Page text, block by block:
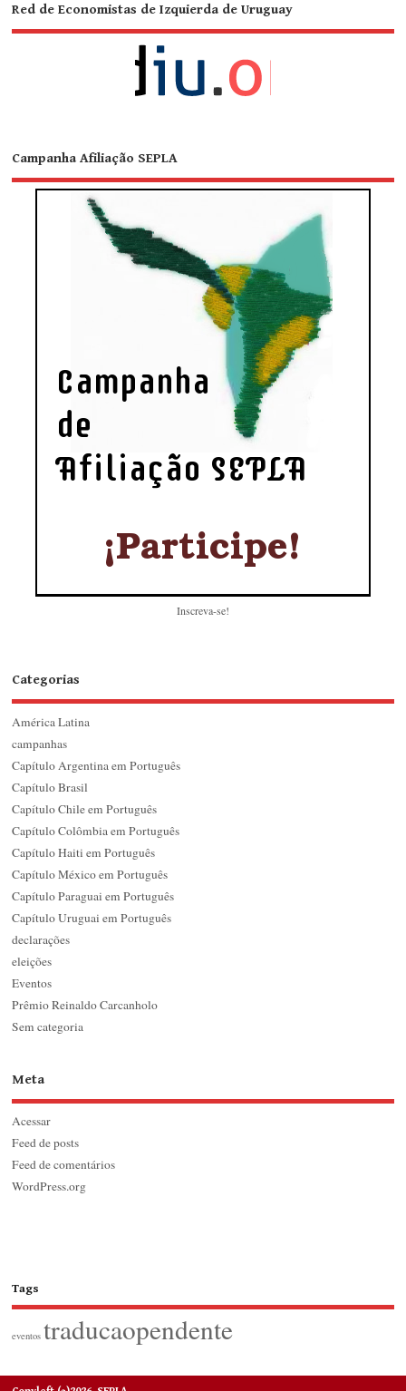
Red de Economistas de Izquierda de Uruguay
Campanha Afiliação SEPLA
Inscreva-se!
Categorias
América Latina
campanhas
Capítulo Argentina em Português
Capítulo Brasil
Capítulo Chile em Português
Capítulo Colômbia em Português
Capítulo Haiti em Português
Capítulo México em Português
Capítulo Paraguai em Português
Capítulo Uruguai em Português
declarações
eleições
Eventos
Prêmio Reinaldo Carcanholo
Sem categoria
Meta
Acessar
Feed de posts
Feed de comentários
WordPress.org
Tags
eventos traducaopendente